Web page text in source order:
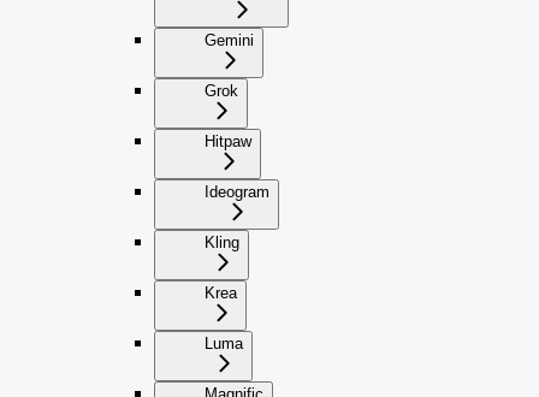
Gemini
Grok
Hitpaw
Ideogram
Kling
Krea
Luma